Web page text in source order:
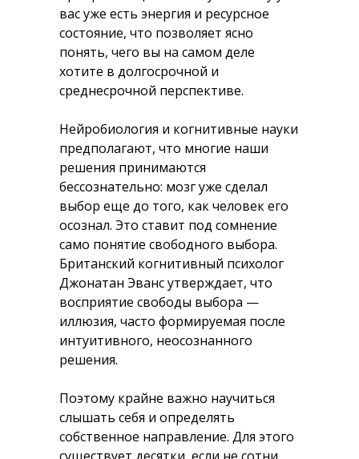
вас уже есть энергия и ресурсное
состояние, что позволяет ясно
понять, чего вы на самом деле
хотите в долгосрочной и
среднесрочной перспективе.
Нейробиология и когнитивные науки
предполагают, что многие наши
решения принимаются
бессознательно: мозг уже сделал
выбор еще до того, как человек его
осознал. Это ставит под сомнение
само понятие свободного выбора.
Британский когнитивный психолог
Джонатан Эванс утверждает, что
восприятие свободы выбора —
иллюзия, часто формируемая после
интуитивного, неосознанного
решения.
Поэтому крайне важно научиться
слышать себя и определять
собственное направление. Для этого